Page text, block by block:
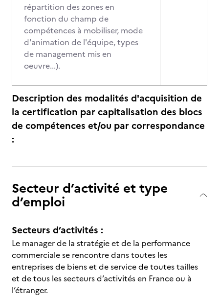
répartition des zones en
fonction du champ de
compétences à mobiliser, mode
d'animation de l'équipe, types
de management mis en
oeuvre...).
Description des modalités d'acquisition de
la certification par capitalisation des blocs
de compétences et/ou par correspondance
:
Secteur d’activité et type
d’emploi
Secteurs d’activités :
Le manager de la stratégie et de la performance
commerciale se rencontre dans toutes les
entreprises de biens et de service de toutes tailles
et de tous les secteurs d’activités en France ou à
l’étranger.